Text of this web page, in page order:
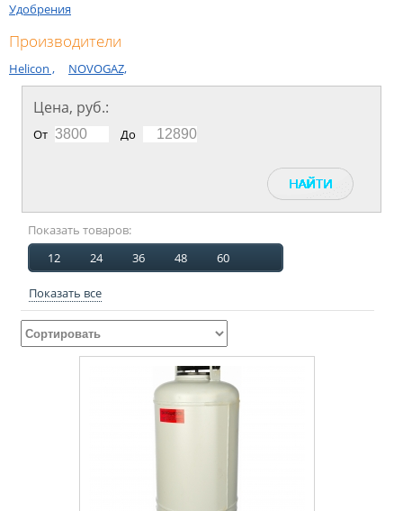
Удобрения
Производители
Helicon , NOVOGAZ,
Цена, руб.:
От До
Показать товаров:
12
24 36 48 60
Показать все